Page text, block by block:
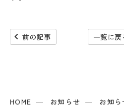
navigate_before 前の記事 一覧に戻
HOME お知らせ お知ら